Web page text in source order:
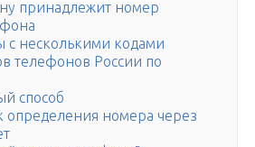
принадлежит номер
с несколькими кодами
телефонов России по
способ
определения номера через